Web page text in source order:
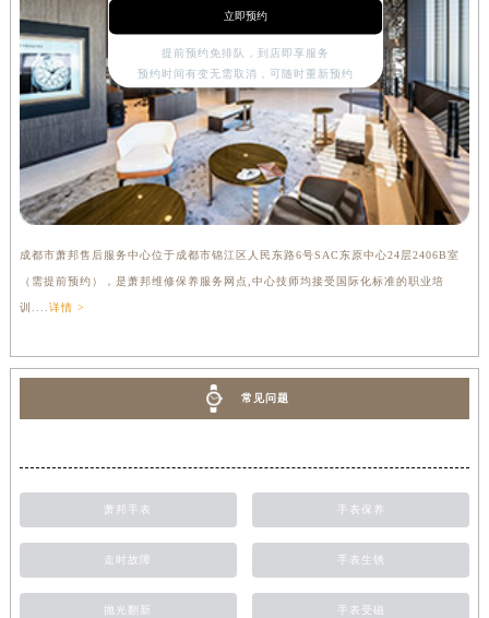
成都市萧邦售后服务中心位于成都市锦江区人民东路6号SAC东原中心24层2406B室
（需提前预约），是萧邦维修保养服务网点,中心技师均接受国际化标准的职业培
训.... 详情 >
常见问题
萧邦手表 手表保养
走时故障 手表生锈
抛光翻新 手表受磁
立即预约
提前预约免排队，到店即享服务
预约时间有变无需取消，可随时重新预约